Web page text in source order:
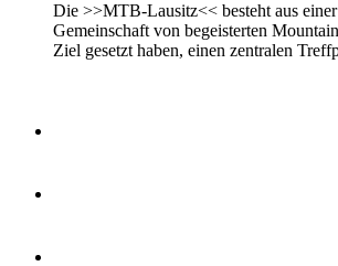
Die >>MTB-Lausitz<< besteht aus einer
Gemeinschaft von begeisterten
Ziel gesetzt haben, einen zentralen